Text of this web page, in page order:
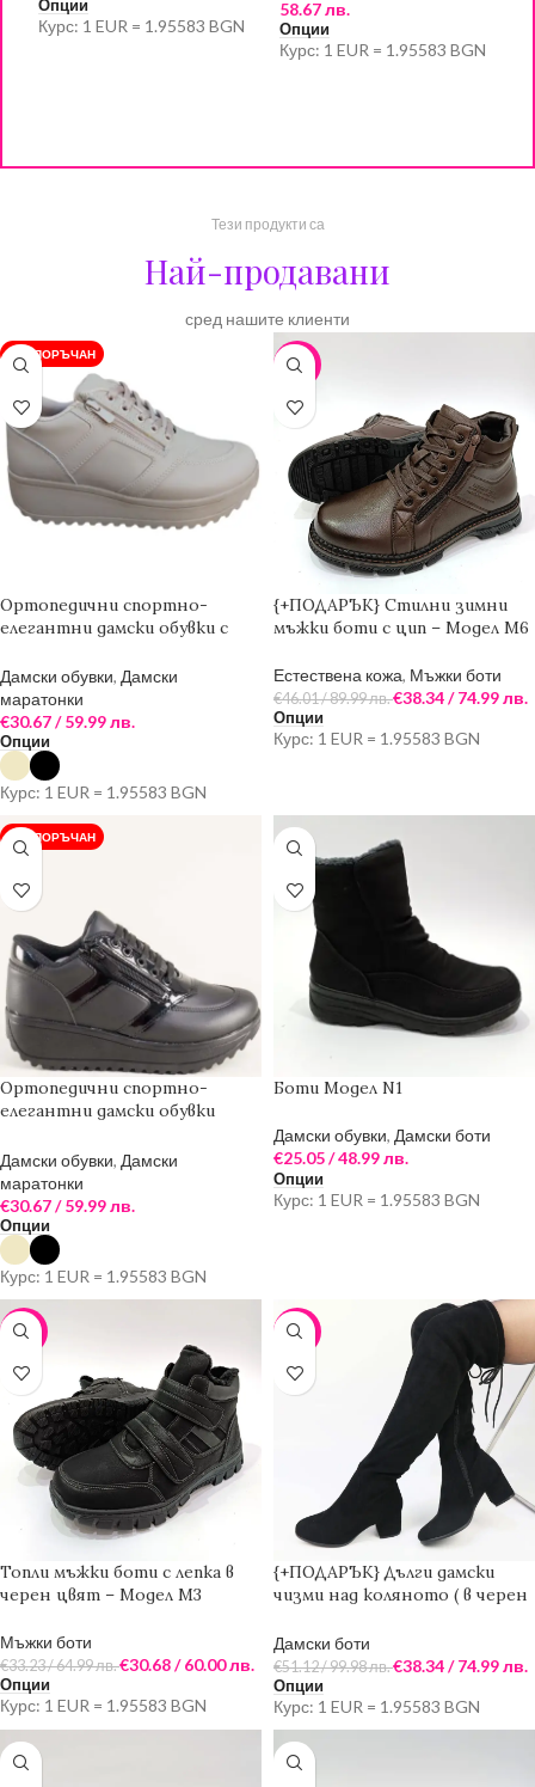
Опции
Курс: 1 EUR = 1.95583 BGN
58.67 лв.
Опции
Курс: 1 EUR = 1.95583 BGN
Тези продукти са
Най-продавани
сред нашите клиенти
ПРЕПОРЪЧАН
Ортопедични спортно-
елегантни дамски обувки с
Дамски обувки, Дамски
маратонки
€30.67/ 59.99 лв.
Опции
Курс: 1 EUR = 1.95583 BGN
-17%
{+ПОДАРЪК} Стилни зимни
мъжки боти с цип – Модел М6
Естествена кожа, Мъжки боти
€46.01/ 89.99 лв.€38.34/ 74.99 лв.
Опции
Курс: 1 EUR = 1.95583 BGN
ПРЕПОРЪЧАН
Ортопедични спортно-
елегантни дамски обувки
цвят – Модел SP1
Дамски обувки, Дамски
маратонки
€30.67/ 59.99 лв.
Опции
Курс: 1 EUR = 1.95583 BGN
Боти Модел N1
Дамски обувки, Дамски боти
€25.05/ 48.99 лв.
Опции
Курс: 1 EUR = 1.95583 BGN
-8%
Топли мъжки боти с лепка в
черен цвят – Модел М3
Мъжки боти
€33.23/ 64.99 лв.€30.68/ 60.00 лв.
Опции
Курс: 1 EUR = 1.95583 BGN
-25%
{+ПОДАРЪК} Дълги дамски
чизми над коляното ( в черен
Дамски боти
€51.12/ 99.98 лв.€38.34/ 74.99 лв.
Опции
Курс: 1 EUR = 1.95583 BGN